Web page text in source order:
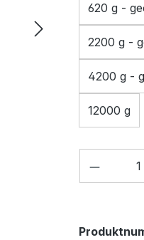
620 g -
2200 g -
4200 g -
12000 g